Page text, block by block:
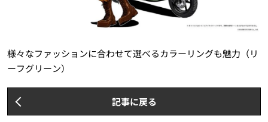
様々なファッションに合わせて選べるカラーリングも魅力（リ
ーフグリーン）
記事に戻る